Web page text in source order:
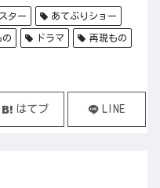
ター あてぶりショー
の ドラマ 再現もの
はてブ LINE